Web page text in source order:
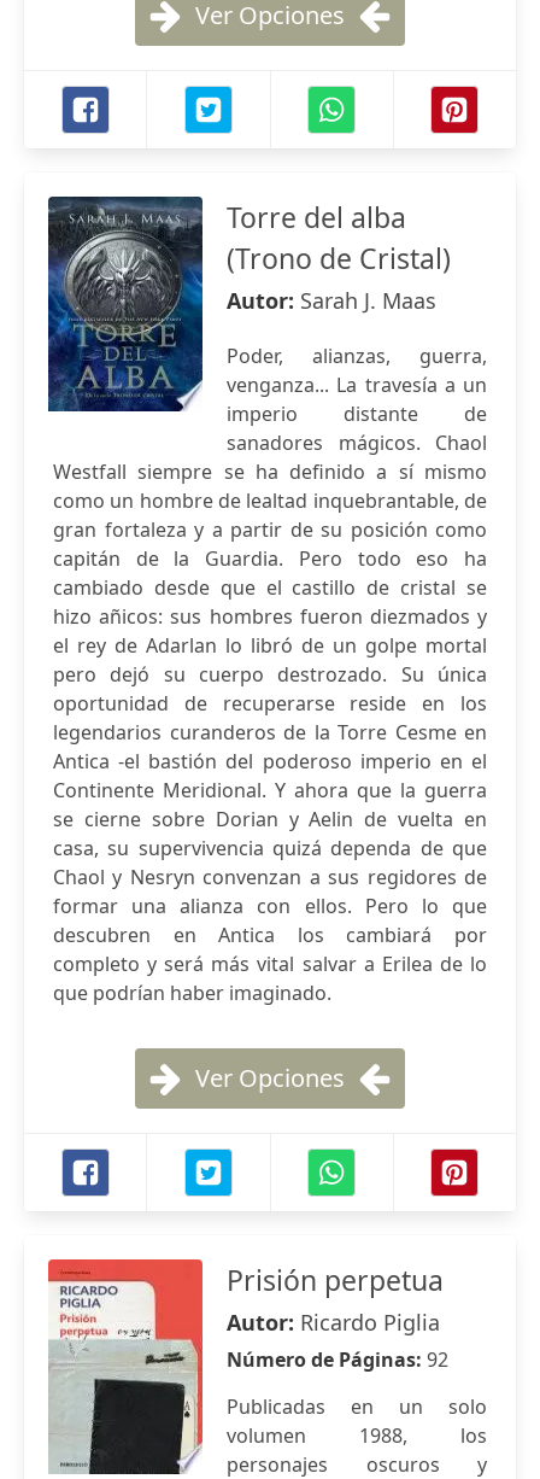
Ver Opciones
Torre del alba
(Trono de Cristal)
Autor: Sarah J. Maas
Poder, alianzas, guerra,
venganza... La travesía a un
imperio distante de
sanadores mágicos. Chaol
Westfall siempre se ha definido a sí mismo
como un hombre de lealtad inquebrantable, de
gran fortaleza y a partir de su posición como
capitán de la Guardia. Pero todo eso ha
cambiado desde que el castillo de cristal se
hizo añicos: sus hombres fueron diezmados y
el rey de Adarlan lo libró de un golpe mortal
pero dejó su cuerpo destrozado. Su única
oportunidad de recuperarse reside en los
legendarios curanderos de la Torre Cesme en
Antica -el bastión del poderoso imperio en el
Continente Meridional. Y ahora que la guerra
se cierne sobre Dorian y Aelin de vuelta en
casa, su supervivencia quizá dependa de que
Chaol y Nesryn convenzan a sus regidores de
formar una alianza con ellos. Pero lo que
descubren en Antica los cambiará por
completo y será más vital salvar a Erilea de lo
que podrían haber imaginado.
Ver Opciones
Prisión perpetua
Autor: Ricardo Piglia
Número de Páginas: 92
Publicadas en un solo
volumen 1988, los
personajes oscuros y